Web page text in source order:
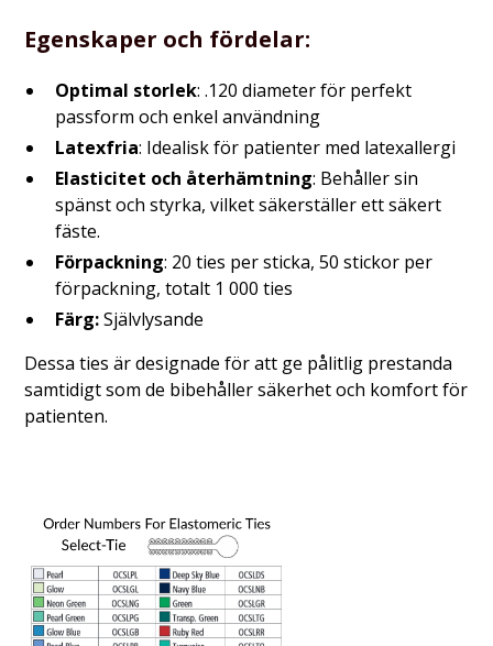
Egenskaper och fördelar:
Optimal storlek: .120 diameter för perfekt
passform och enkel användning
Latexfria: Idealisk för patienter med latexallergi
Elasticitet och återhämtning: Behåller sin
spänst och styrka, vilket säkerställer ett säkert
fäste.
Förpackning: 20 ties per sticka, 50 stickor per
förpackning, totalt 1 000 ties
Färg:Självlysande
Dessa ties är designade för att ge pålitlig prestanda
samtidigt som de bibehåller säkerhet och komfort för
patienten.